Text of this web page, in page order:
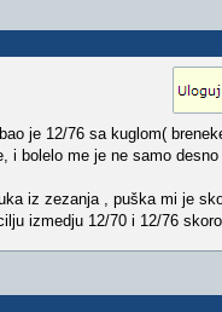
je 12/76 sa kuglom(
i bolelo me je ne samo
iz zezanja , puška mi je
izmedju 12/70 i 12/76